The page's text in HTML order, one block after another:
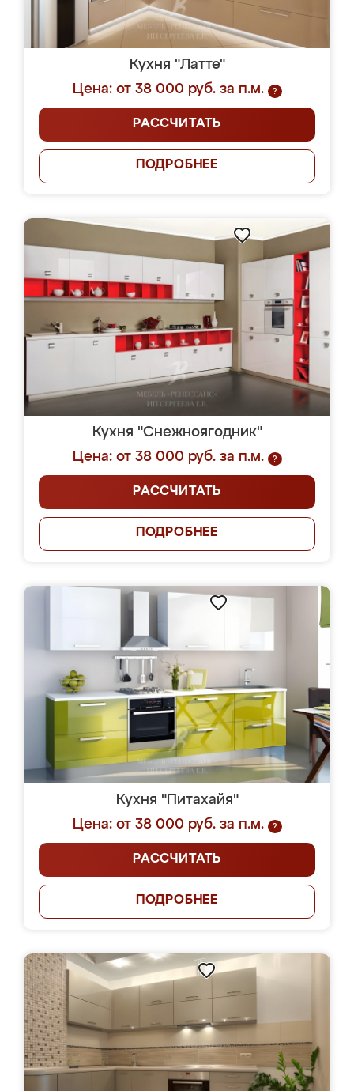
Кухня "Латте"
Цена: от 38 000 руб. за п.м.
?
РАССЧИТАТЬ
ПОДРОБНЕЕ
Кухня "Снежноягодник"
Цена: от 38 000 руб. за п.м.
?
РАССЧИТАТЬ
ПОДРОБНЕЕ
Кухня "Питахайя"
Цена: от 38 000 руб. за п.м.
?
РАССЧИТАТЬ
ПОДРОБНЕЕ